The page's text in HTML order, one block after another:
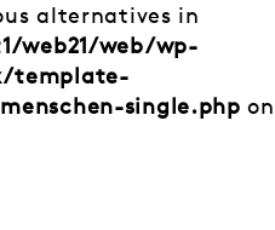
alternatives in
web21/web/wp-
template-
single.php on